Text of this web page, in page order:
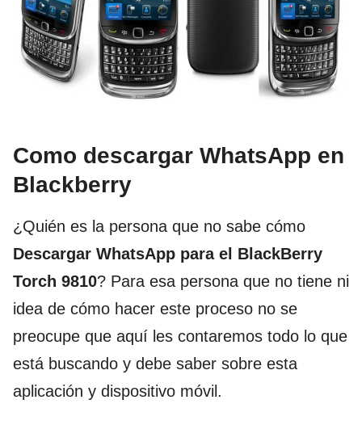
Como descargar WhatsApp en
Blackberry
¿Quién es la persona que no sabe cómo
Descargar WhatsApp para el BlackBerry
Torch 9810? Para esa persona que no tiene ni
idea de cómo hacer este proceso no se
preocupe que aquí les contaremos todo lo que
está buscando y debe saber sobre esta
aplicación y dispositivo móvil.